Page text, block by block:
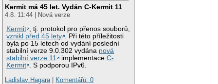
Kermit má 45 let. Vydán C-Kermit 11
4.8. 11:44 | Nová verze
Kermit , tj. protokol pro přenos souborů,
vznikl před 45 lety . Při této příležitosti
byla po 15 letech od vydání poslední
stabilní verze 9.0.302 vydána nová
stabilní verze 11
implementaceC-
Kermit . S podporou IPv6.
Ladislav Hagara | Komentářů: 0